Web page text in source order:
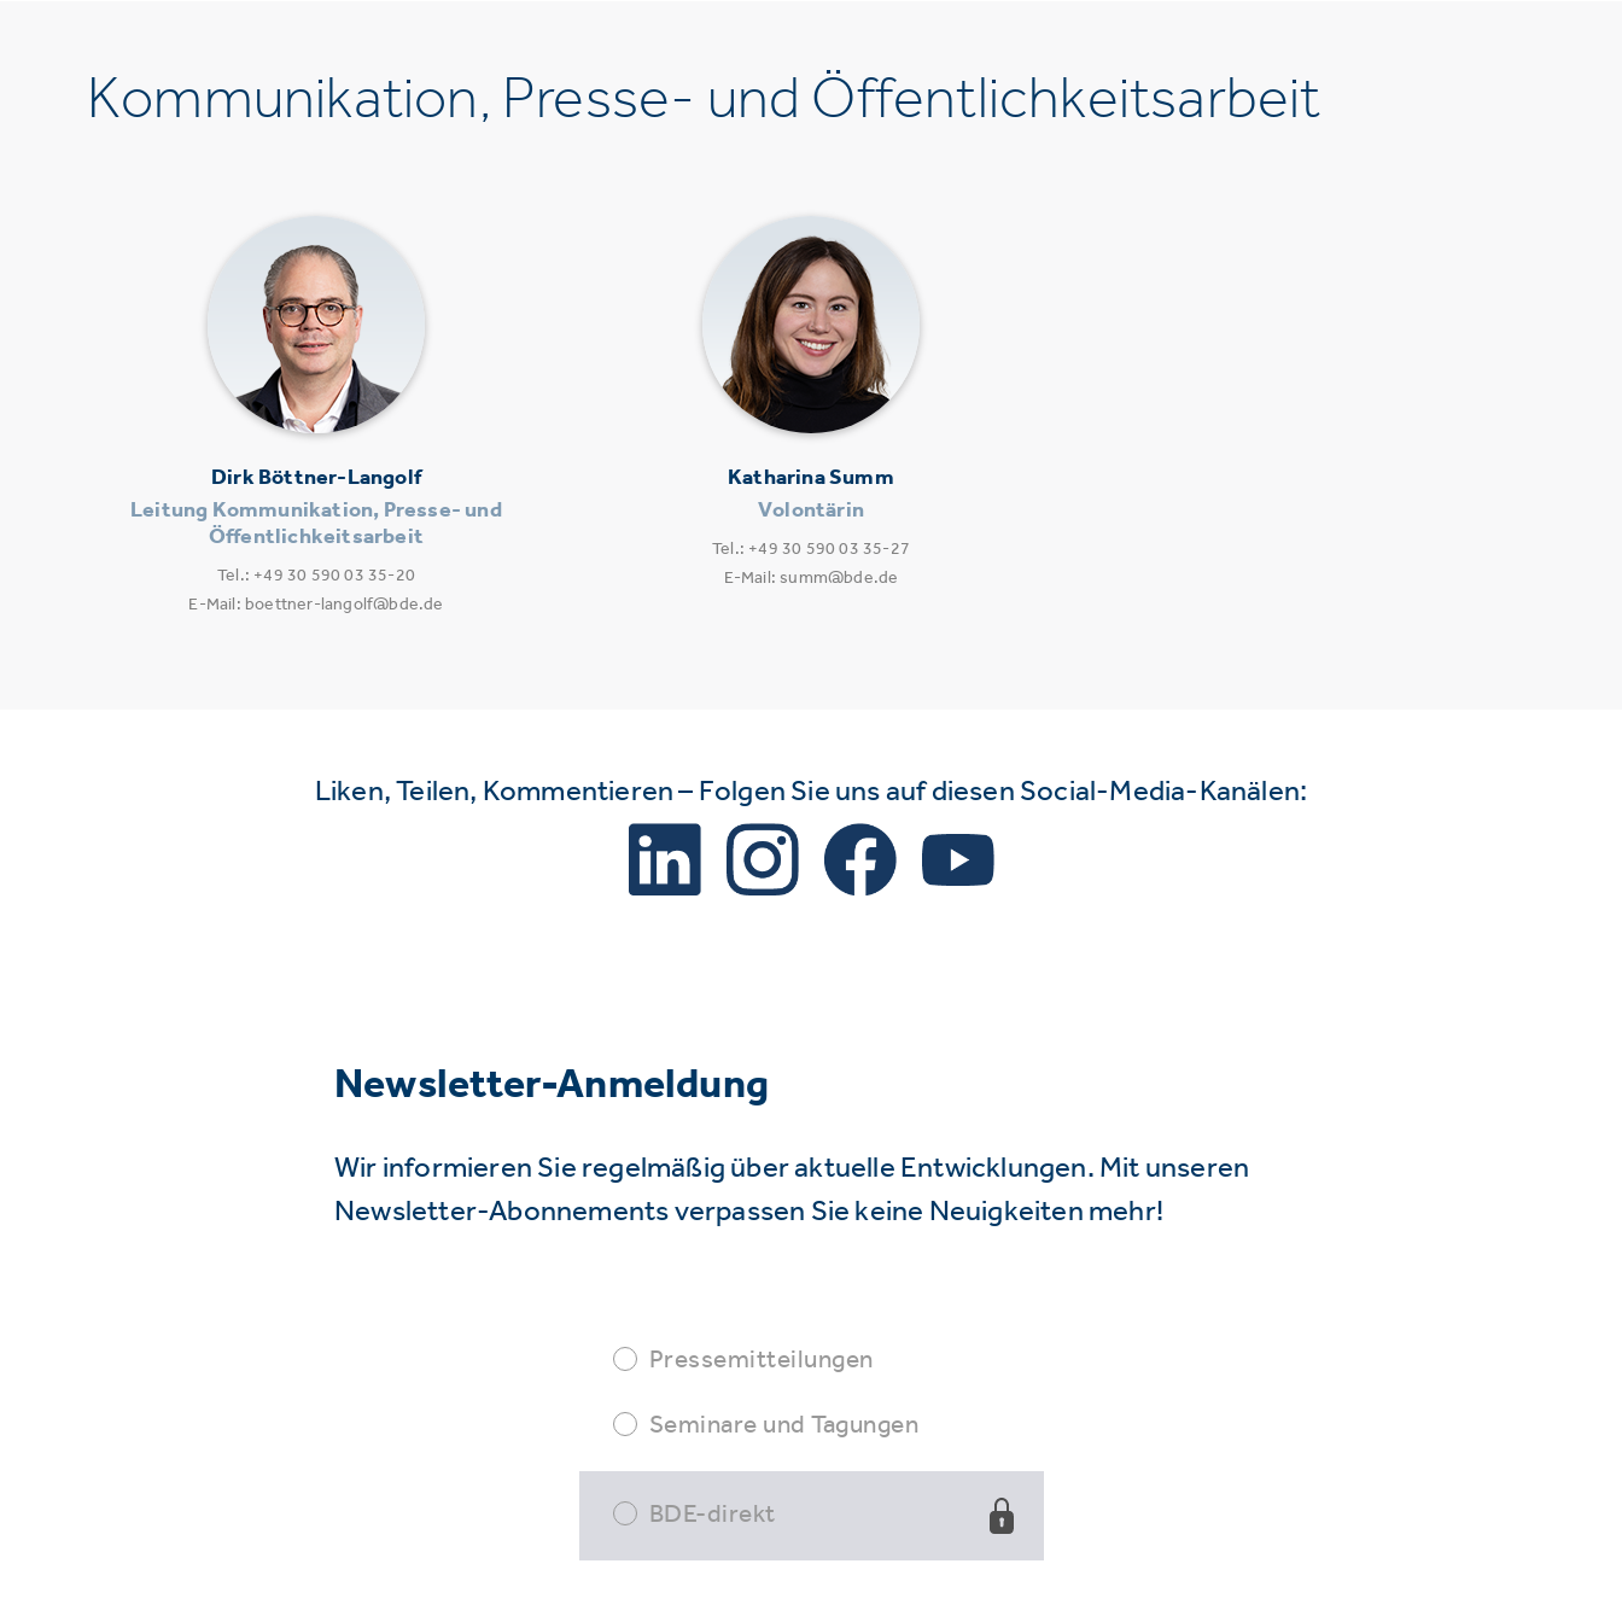
Kommunikation, Presse- und Öffentlichkeitsarbeit
Dirk Böttner-Langolf
Leitung Kommunikation, Presse- und
Öffentlichkeitsarbeit
Tel.: +49 30 590 03 35-20
E-Mail: boettner-langolf@bde.de
Katharina Summ
Volontärin
Tel.: +49 30 590 03 35-27
E-Mail: summ@bde.de
Liken, Teilen, Kommentieren – Folgen Sie uns auf diesen Social-Media-Kanälen:
Newsletter-Anmeldung
Wir informieren Sie regelmäßig über aktuelle Entwicklungen. Mit unseren
Newsletter-Abonnements verpassen Sie keine Neuigkeiten mehr!
Pressemitteilungen
Seminare und Tagungen
BDE-direkt